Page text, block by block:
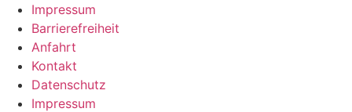
Impressum
Barrierefreiheit
Anfahrt
Kontakt
Datenschutz
Impressum